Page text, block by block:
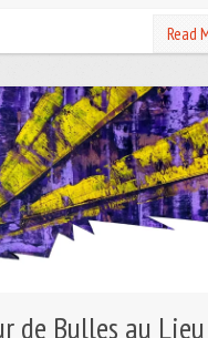
Read
de Bulles au Lieu